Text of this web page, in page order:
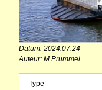
Datum: 2024.07.24
Auteur: M.Prummel
Type